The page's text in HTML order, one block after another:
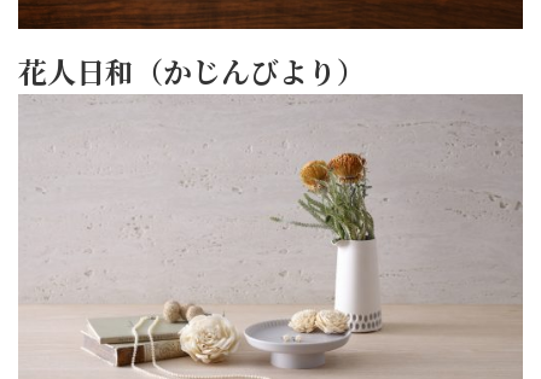
花人日和（かじんびより）